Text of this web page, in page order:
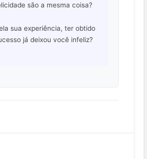
são a mesma coisa?
sua experiência, ter obtido
já deixou você infeliz?